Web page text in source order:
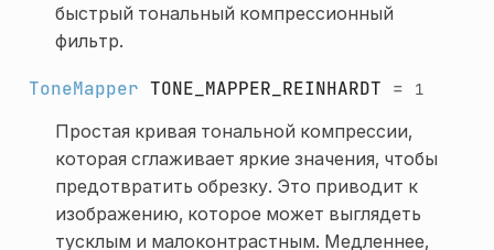
быстрый тональный компрессионный
фильтр.
ToneMapper TONE_MAPPER_REINHARDT = 1
Простая кривая тональной компрессии,
которая сглаживает яркие значения, чтобы
предотвратить обрезку. Это приводит к
изображению, которое может выглядеть
тусклым и малоконтрастным. Медленнее,